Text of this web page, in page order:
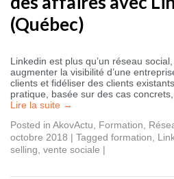
(Québec)
Linkedin est plus qu’un réseau
augmenter la visibilité d’une
clients et fidéliser des clients
pratique, basée sur des cas
Lire la suite →
Posted in AkovActu Formation
octobre 2018 | Tagged formation
selling vente sociale |